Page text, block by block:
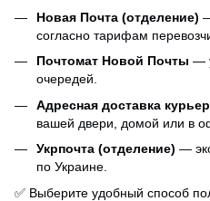
Новая Почта (отделение)
согласно тарифам
Почтомат Новой Почты —
очередей.
Адресная доставка
вашей двери, домой или в
Укрпочта (отделение) —
по Украине.
✅ Выберите удобный способ